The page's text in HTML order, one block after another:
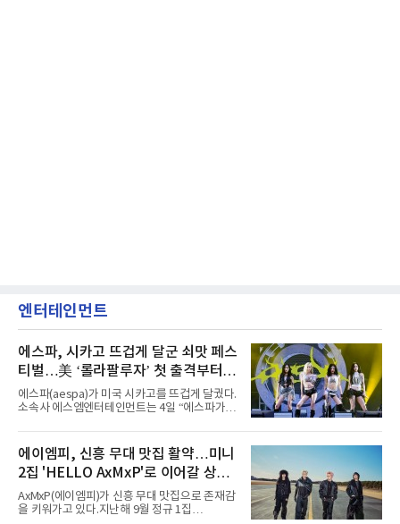
엔터테인먼트
에스파, 시카고 뜨겁게 달군 쇠맛 페스
티벌…美 ‘롤라팔루자’ 첫 출격부터
증명한 존재감
에스파(aespa)가 미국 시카고를 뜨겁게 달궜다.
소속사 에스엠엔터테인먼트는 4일 “에스파가
서 열린 ‘롤라팔루자 시카고’(Lollapalooza
Chicago)의 알리안츠 스테이지에 올랐다”며
“총 14곡으로 구성된 세트리스트를 선사, 데뷔 7
년 차다운 노련한 무대 매너와 파워풀한 에너지
로 현장의 분위기를 압도했다”고 밝혔다.1991
년 시작된 ‘롤라팔루자’는 8개 스테이지, 170여
팀의 아티스트와 40만 명 이상의 관객이 운집하
에이엠피, 신흥 무대 맛집 활약…미니
2집 'HELLO AxMxP'로 이어갈 상승
세
AxMxP(에이엠피)가 신흥 무대 맛집으로 존재감
을 키워가고 있다.지난해 9월 정규 1집